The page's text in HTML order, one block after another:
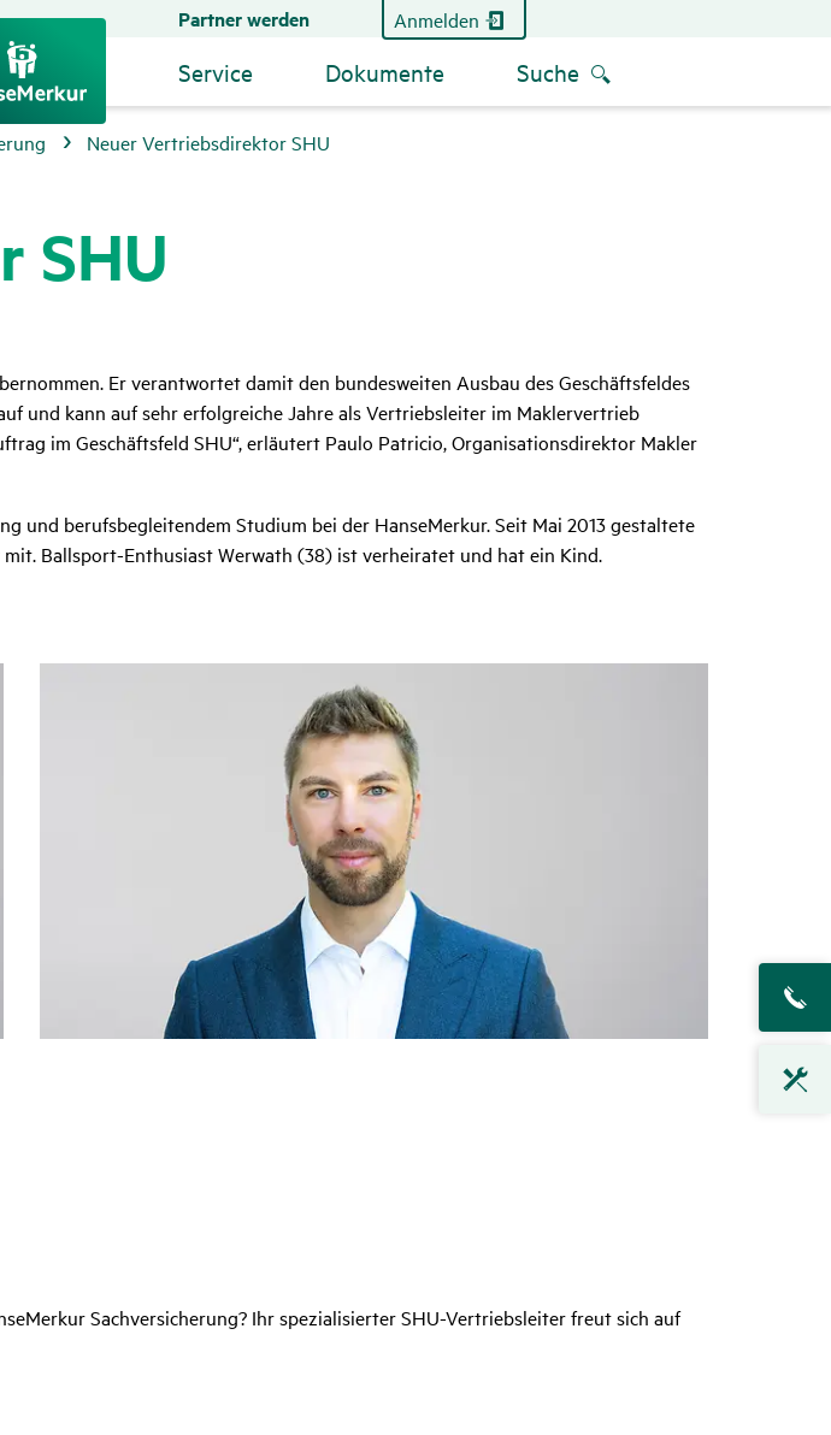
Partner werden Anmelden
Service Dokumente Suche
Neuer Vertriebsdirektor SHU
SHU
Er verantwortet damit den bundesweiten Ausbau des Geschäftsfeldes
und kann auf sehr erfolgreiche Jahre als Vertriebsleiter im Maklervertrieb
im Geschäftsfeld SHU“, erläutert Paulo Patricio, Organisationsdirektor Makler
und berufsbegleitendem Studium bei der HanseMerkur. Seit Mai 2013 gestaltete
Ballsport-Enthusiast Werwath (38) ist verheiratet und hat ein Kind.
Sachversicherung? Ihr spezialisierter SHU-Vertriebsleiter freut sich auf